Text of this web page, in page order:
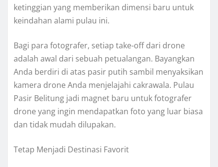
ketinggian yang memberikan dimensi baru untuk
keindahan alami pulau ini.
Bagi para fotografer, setiap take-off dari drone
adalah awal dari sebuah petualangan. Bayangkan
Anda berdiri di atas pasir putih sambil menyaksikan
kamera drone Anda menjelajahi cakrawala. Pulau
Pasir Belitung jadi magnet baru untuk fotografer
drone yang ingin mendapatkan foto yang luar biasa
dan tidak mudah dilupakan.
Tetap Menjadi Destinasi Favorit